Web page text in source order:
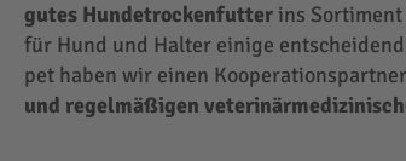
gutes Hundetrockenfutter ins
für Hund und Halter einige
pet haben wir einen
und regelmäßigen